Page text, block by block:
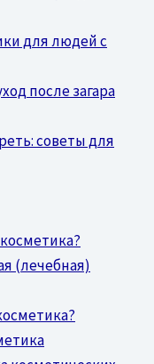
для людей с
после загара
советы для
(лечебная)